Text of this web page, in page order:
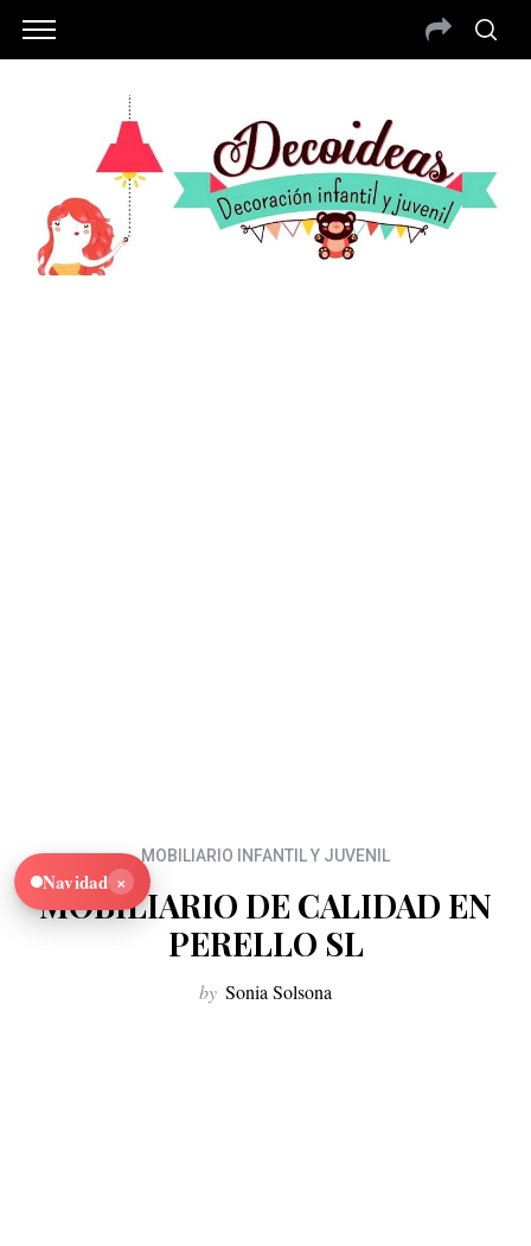
MOBILIARIO INFANTIL Y JUVENIL
MOBILIARIO DE CALIDAD EN
PERELLO SL
by Sonia Solsona
Navidad ×